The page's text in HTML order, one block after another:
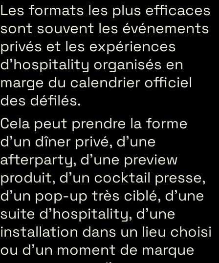
Les formats les plus efficaces
sont souvent les événements
privés et les expériences
d’hospitality organisés en
marge du calendrier officiel
des défilés.
Cela peut prendre la forme
d’un dîner privé, d’une
afterparty, d’une preview
produit, d’un cocktail presse,
d’un pop-up très ciblé, d’une
suite d’hospitality, d’une
installation dans un lieu choisi
ou d’un moment de marque